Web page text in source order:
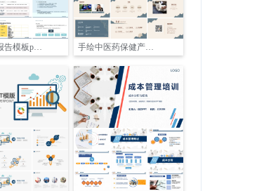
swot分析报告模板pptPPT 手绘中医药保健产品介绍PPT